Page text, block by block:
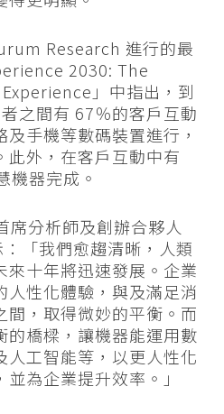
Research 進行的最
2030: The
」中指出，到
之間有 67％的客戶互動
手機等數碼裝置進行，
此外，在客戶互動中有
機器完成。
分析師及創辦合夥人
「我們愈趨清晰，人類
來十年將迅速發展。企業
人性化體驗，與及滿足消
間，取得微妙的平衡。而
的橋樑，讓機器能運用數
人工智能等，以更人性化
為企業提升效率。」